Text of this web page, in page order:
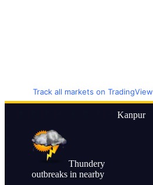
Track all markets on TradingView
Kanpur
Thundery
outbreaks in nearby